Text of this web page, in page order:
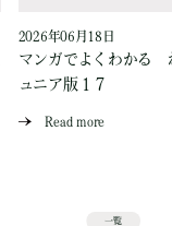
2026年06月18日
マンガでよくわかる
ュニア版１７
Read more
一覧